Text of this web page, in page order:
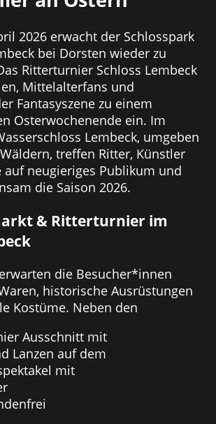
2026 erwacht der Schlosspark
bei Dorsten wieder zu
Ritterturnier Schloss Lembeck
Mittelalterfans und
Fantasyszene zu einem
Osterwochenende ein. Im
Lembeck, umgeben
treffen Ritter, Künstler
auf neugieriges Publikum und
die Saison 2026.
& Ritterturnier im
die Besucher*innen
historische Ausrüstungen
Kostüme. Neben den